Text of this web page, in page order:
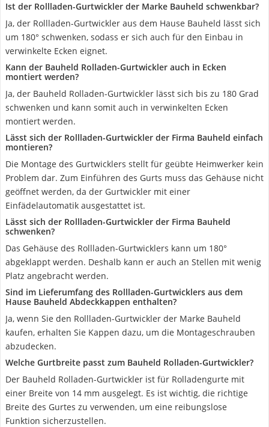
Ist der Rollladen-Gurtwickler der Marke Bauheld schwenkbar?
Ja, der Rollladen-Gurtwickler aus dem Hause Bauheld lässt sich
um 180° schwenken, sodass er sich auch für den Einbau in
verwinkelte Ecken eignet.
Kann der Bauheld Rolladen-Gurtwickler auch in Ecken
montiert werden?
Ja, der Bauheld Rolladen-Gurtwickler lässt sich bis zu 180 Grad
schwenken und kann somit auch in verwinkelten Ecken
montiert werden.
Lässt sich der Rollladen-Gurtwickler der Firma Bauheld einfach
montieren?
Die Montage des Gurtwicklers stellt für geübte Heimwerker kein
Problem dar. Zum Einführen des Gurts muss das Gehäuse nicht
geöffnet werden, da der Gurtwickler mit einer
Einfädelautomatik ausgestattet ist.
Lässt sich der Rollladen-Gurtwickler der Firma Bauheld
schwenken?
Das Gehäuse des Rollladen-Gurtwicklers kann um 180°
abgeklappt werden. Deshalb kann er auch an Stellen mit wenig
Platz angebracht werden.
Sind im Lieferumfang des Rollladen-Gurtwicklers aus dem
Hause Bauheld Abdeckkappen enthalten?
Ja, wenn Sie den Rollladen-Gurtwickler der Marke Bauheld
kaufen, erhalten Sie Kappen dazu, um die Montageschrauben
abzudecken.
Welche Gurtbreite passt zum Bauheld Rolladen-Gurtwickler?
Der Bauheld Rolladen-Gurtwickler ist für Rolladengurte mit
einer Breite von 14 mm ausgelegt. Es ist wichtig, die richtige
Breite des Gurtes zu verwenden, um eine reibungslose
Funktion sicherzustellen.